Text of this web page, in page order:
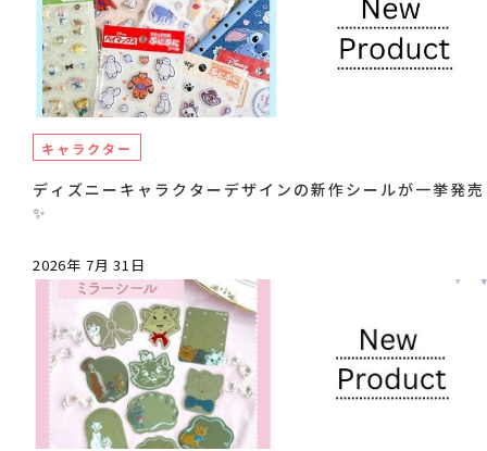
キャラクター
ディズニーキャラクターデザインの新作シールが一挙発売
✨
2026年 7月 31日